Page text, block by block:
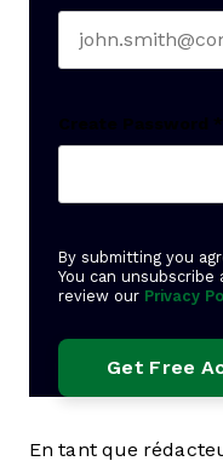
Create Password *
By submitting you
You can
review our Privacy
En tant que